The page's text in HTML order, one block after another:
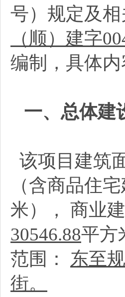
号）规定及
（顺）建字
编制，具体内
一、总体建
该项目建筑
（含商品住
米）， 商业
30546.88平方
范围： 东至
街。